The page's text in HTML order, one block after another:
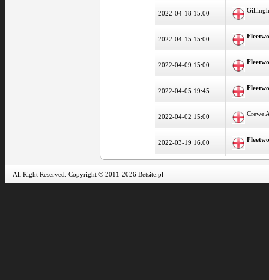
2022-04-18 15:00
2022-04-15 15:00
2022-04-09 15:00
2022-04-05 19:45
2022-04-02 15:00 Crewe
2022-03-19 16:00
All Right Reserved. Copyright © 2011-2026 Betsite.pl